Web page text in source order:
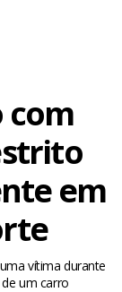
com
em
vítima durante
um carro